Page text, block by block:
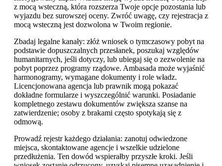
z mocą wsteczną, która rozszerza Twoje opcje pozostania lub
wyjazdu bez surowszej oceny. Zwróć uwagę, czy rejestracja z
mocą wsteczną jest dozwolona w Twoim regionie.
Zbadaj legalne kanały: złóż wniosek o tymczasowy pobyt na
podstawie dopuszczalnych przesłanek, poszukaj względów
humanitarnych, jeśli dotyczy, lub ubiegaj się o zezwolenie na
pobyt poprzez programy rządowe. Ambasada może wyjaśnić
harmonogramy, wymagane dokumenty i role władz.
Licencjonowana agencja lub prawnik mogą pokazać
dokładne formularze i wyszczególnić warunki. Posiadanie
kompletnego zestawu dokumentów zwiększa szanse na
zatwierdzenie; osoby z brakami często spotykają się z
odmową.
Prowadź rejestr każdego działania: zanotuj odwiedzone
miejsca, skontaktowane agencje i wszelkie udzielone
przedłużenia. Ten dowód wspierałby przyszłe kroki. Jeśli